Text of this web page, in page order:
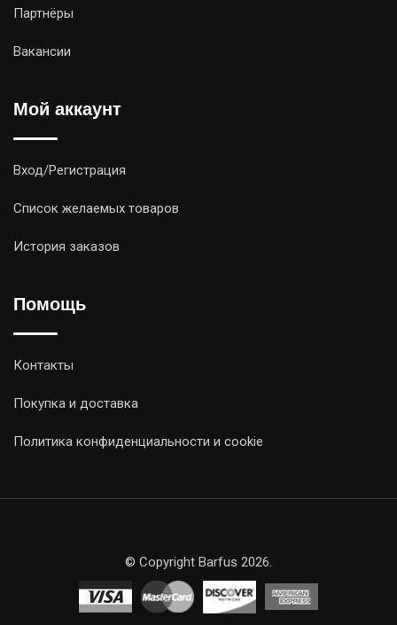
Партнёры
Вакансии
Мой аккаунт
Вход/Регистрация
Список желаемых товаров
История заказов
Помощь
Контакты
Покупка и доставка
Политика конфиденциальности и cookie
© Copyright Barfus 2026.